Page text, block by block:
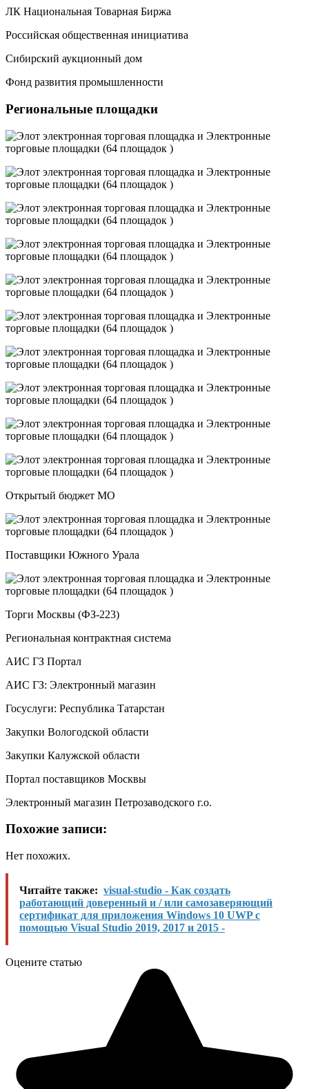
ЛК Национальная Товарная Биржа
Российская общественная инициатива
Сибирский аукционный дом
Фонд развития промышленности
Региональные площадки
Открытый бюджет МО
Поставщики Южного Урала
Торги Москвы (ФЗ-223)
Региональная контрактная система
АИС ГЗ Портал
АИС ГЗ: Электронный магазин
Госуслуги: Республика Татарстан
Закупки Вологодской области
Закупки Калужской области
Портал поставщиков Москвы
Электронный магазин Петрозаводского г.о.
Похожие записи:
Нет похожих.
Читайте также: visual-studio - Как создать
работающий доверенный и / или самозаверяющий
сертификат для приложения Windows 10 UWP с
помощью Visual Studio 2019, 2017 и 2015 -
Оцените статью